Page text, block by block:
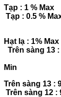
Tạp :
Tạp :
Hạt lạ
Trên
Min
Trên
Trên sàng 12 :